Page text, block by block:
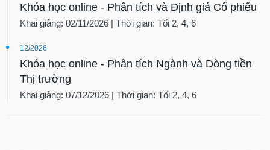
Khóa học online - Phân tích và Định giá Cổ phiếu
Khai giảng: 02/11/2026 | Thời gian: Tối 2, 4, 6
12/2026
Khóa học online - Phân tích Ngành và Dòng tiền
Thị trường
Khai giảng: 07/12/2026 | Thời gian: Tối 2, 4, 6